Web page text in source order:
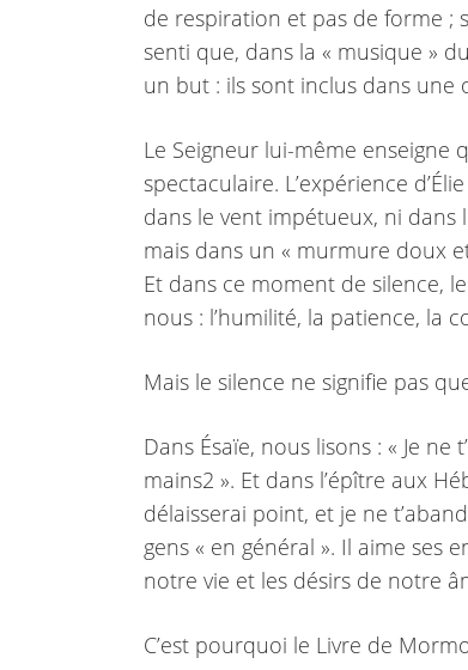
de respiration et pas de forme ;
senti que, dans la « musique »
un but : ils sont inclus dans une
Le Seigneur lui-même enseigne
spectaculaire. L’expérience
dans le vent impétueux, ni
mais dans un « murmure doux
Et dans ce moment de silence,
nous : l’humilité, la patience, la
Mais le silence ne signifie pas
Dans Ésaïe, nous lisons : « Je ne
mains2 ». Et dans l’épître aux
délaisserai point, et je ne
gens « en général ». Il aime ses
notre vie et les désirs de notre
C’est pourquoi le Livre de